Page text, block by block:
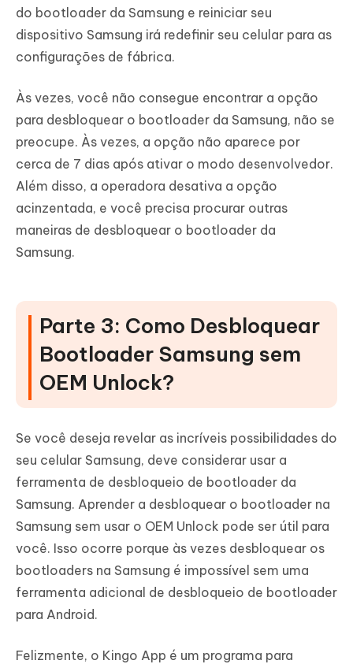
do bootloader da Samsung e reiniciar seu
dispositivo Samsung irá redefinir seu celular para as
configurações de fábrica.
Às vezes, você não consegue encontrar a opção
para desbloquear o bootloader da Samsung, não se
preocupe. Às vezes, a opção não aparece por
cerca de 7 dias após ativar o modo desenvolvedor.
Além disso, a operadora desativa a opção
acinzentada, e você precisa procurar outras
maneiras de desbloquear o bootloader da
Samsung.
Parte 3: Como Desbloquear
Bootloader Samsung sem
OEM Unlock?
Se você deseja revelar as incríveis possibilidades do
seu celular Samsung, deve considerar usar a
ferramenta de desbloqueio de bootloader da
Samsung. Aprender a desbloquear o bootloader na
Samsung sem usar o OEM Unlock pode ser útil para
você. Isso ocorre porque às vezes desbloquear os
bootloaders na Samsung é impossível sem uma
ferramenta adicional de desbloqueio de bootloader
para Android.
Felizmente, o Kingo App é um programa para